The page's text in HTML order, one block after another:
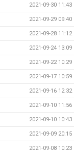
2021-09-30 11:43
2021-09-29 09:40
2021-09-28 11:12
2021-09-24 13:09
2021-09-22 10:29
2021-09-17 10:59
2021-09-16 12:32
2021-09-10 11:56
2021-09-10 10:43
2021-09-09 20:15
2021-09-08 10:23